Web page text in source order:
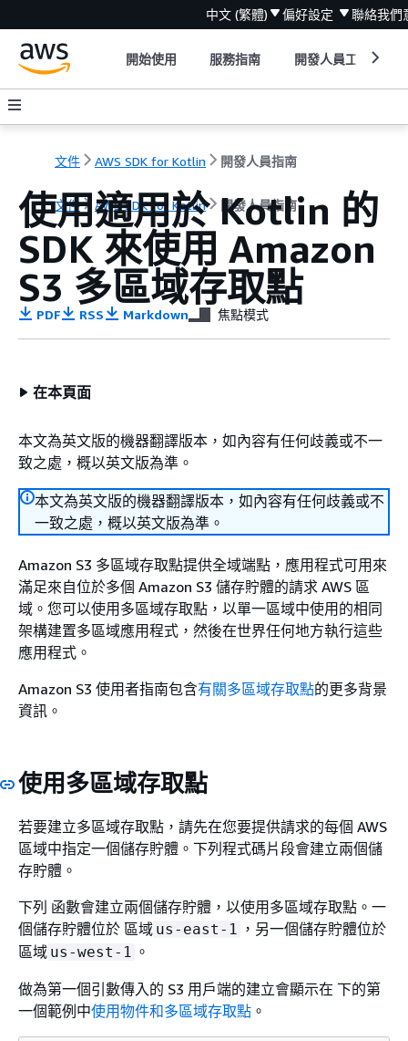
中文 (繁體) 偏好設定 聯絡我們
開始使用 服務指南 開發人員工具
文件 AWS SDK for Kotlin 開發人員指南
文件 AWS SDK for Kotlin 開發人員指南
使用適用於 Kotlin 的
SDK 來使用 Amazon
S3 多區域存取點
PDF RSS Markdown 焦點模式
在本頁面
本文為英文版的機器翻譯版本，如內容有任何歧義或不一
致之處，概以英文版為準。
本文為英文版的機器翻譯版本，如內容有任何歧義或不
一致之處，概以英文版為準。
Amazon S3 多區域存取點提供全域端點，應用程式可用來
滿足來自位於多個 Amazon S3 儲存貯體的請求 AWS 區
域。您可以使用多區域存取點，以單一區域中使用的相同
架構建置多區域應用程式，然後在世界任何地方執行這些
應用程式。
Amazon S3 使用者指南包含有關多區域存取點的更多背景
資訊。
使用多區域存取點
若要建立多區域存取點，請先在您要提供請求的每個 AWS
區域中指定一個儲存貯體。下列程式碼片段會建立兩個儲
存貯體。
下列 函數會建立兩個儲存貯體，以使用多區域存取點。一
個儲存貯體位於 區域 us-east-1
，另一個儲存貯體位於
區域 us-west-1 。
做為第一個引數傳入的 S3 用戶端的建立會顯示在 下的第
一個範例中使用物件和多區域存取點 。